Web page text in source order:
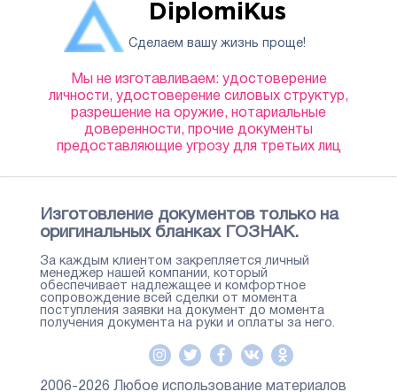
DiplomiKus
Сделаем вашу жизнь проще!
Мы не изготавливаем: удостоверение
личности, удостоверение силовых структур,
разрешение на оружие, нотариальные
доверенности, прочие документы
предоставляющие угрозу для третьих лиц
Изготовление документов только на
оригинальных бланках ГОЗНАК.
За каждым клиентом закрепляется личный
менеджер нашей компании, который
обеспечивает надлежащее и комфортное
сопровождение всей сделки от момента
поступления заявки на документ до момента
получения документа на руки и оплаты за него.
2006-2026 Любое использование материалов